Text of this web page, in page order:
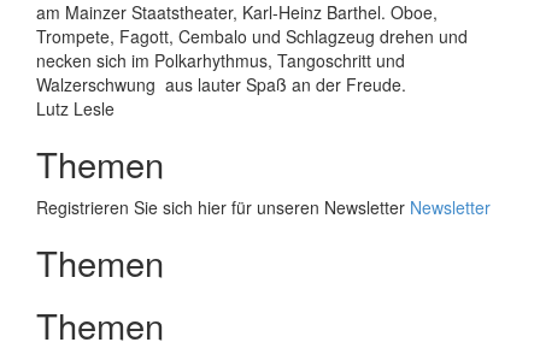
am Mainzer Staatstheater, Karl-Heinz Barthel. Oboe,
Trompete, Fagott, Cembalo und Schlagzeug drehen und
necken sich im Polkarhythmus, Tangoschritt und
Walzerschwung  aus lauter Spaß an der Freude.
Lutz Lesle
Themen
Registrieren Sie sich hier für unseren Newsletter Newsletter
Themen
Themen